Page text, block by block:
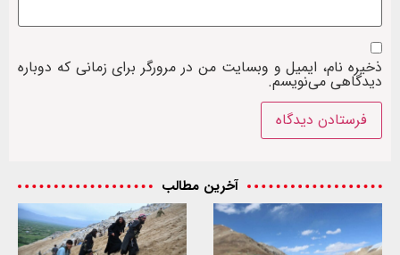
ذخیره نام، ایمیل و وبسایت من در مرورگر برای زمانی که دوباره
دیدگاهی می‌نویسم.
آخرین مطالب